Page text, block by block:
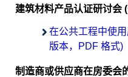
建筑材料产品认证研讨会
在公共工程中使
版本，PDF 格式)
制造商或供应商在房委会